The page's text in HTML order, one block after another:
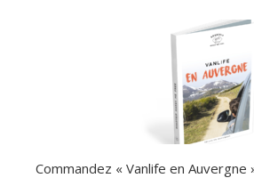
Commandez « Vanlife en Auvergne